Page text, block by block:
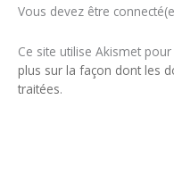
Vous devez être
Ce site utilise Akismet
plus sur la façon dont les
traitées.